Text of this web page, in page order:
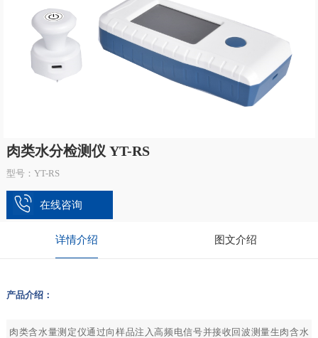
肉类水分检测仪 YT-RS
型号：YT-RS
在线咨询
详情介绍 图文介绍
产品介绍：
肉类含水量测定仪通过向样品注入高频电信号并接收回波测量生肉含水